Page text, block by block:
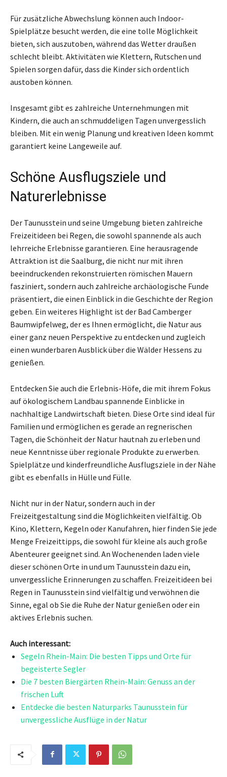
Für zusätzliche Abwechslung können auch Indoor-
Spielplätze besucht werden, die eine tolle Möglichkeit
bieten, sich auszutoben, während das Wetter draußen
schlecht bleibt. Aktivitäten wie Klettern, Rutschen und
Spielen sorgen dafür, dass die Kinder sich ordentlich
austoben können.
Insgesamt gibt es zahlreiche Unternehmungen mit
Kindern, die auch an schmuddeligen Tagen unvergesslich
bleiben. Mit ein wenig Planung und kreativen Ideen kommt
garantiert keine Langeweile auf.
Schöne Ausflugsziele und
Naturerlebnisse
Der Taunusstein und seine Umgebung bieten zahlreiche
Freizeitideen bei Regen, die sowohl spannende als auch
lehrreiche Erlebnisse garantieren. Eine herausragende
Attraktion ist die Saalburg, die nicht nur mit ihren
beeindruckenden rekonstruierten römischen Mauern
fasziniert, sondern auch zahlreiche archäologische Funde
präsentiert, die einen Einblick in die Geschichte der Region
geben. Ein weiteres Highlight ist der Bad Camberger
Baumwipfelweg, der es Ihnen ermöglicht, die Natur aus
einer ganz neuen Perspektive zu entdecken und zugleich
einen wunderbaren Ausblick über die Wälder Hessens zu
genießen.
Entdecken Sie auch die Erlebnis-Höfe, die mit ihrem Fokus
auf ökologischem Landbau spannende Einblicke in
nachhaltige Landwirtschaft bieten. Diese Orte sind ideal für
Familien und ermöglichen es gerade an regnerischen
Tagen, die Schönheit der Natur hautnah zu erleben und
neue Kenntnisse über regionale Produkte zu erwerben.
Spielplätze und kinderfreundliche Ausflugsziele in der Nähe
gibt es ebenfalls in Hülle und Fülle.
Nicht nur in der Natur, sondern auch in der
Freizeitgestaltung sind die Möglichkeiten vielfältig. Ob
Kino, Klettern, Kegeln oder Kanufahren, hier finden Sie jede
Menge Freizeittipps, die sowohl für kleine als auch große
Abenteurer geeignet sind. An Wochenenden laden viele
dieser schönen Orte in und um Taunusstein dazu ein,
unvergessliche Erinnerungen zu schaffen. Freizeitideen bei
Regen in Taunusstein sind vielfältig und verwöhnen die
Sinne, egal ob Sie die Ruhe der Natur genießen oder ein
aktives Erlebnis suchen.
Auch interessant:
Segeln Rhein-Main: Die besten Tipps und Orte für
begeisterte Segler
Die 7 besten Biergärten Rhein-Main: Genuss an der
frischen Luft
Entdecke die besten Naturparks Taunusstein für
unvergessliche Ausflüge in der Natur